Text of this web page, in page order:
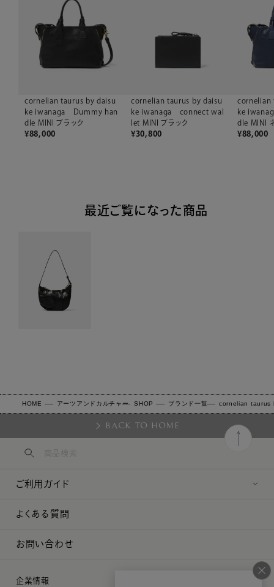
cornelian taurus by daisu
ke iwanaga Dummy han
dle MINI ブラック
¥88,000
cornelian taurus by daisu
ke iwanaga connect wal
let MINI ブラック
¥30,800
cornelian
ke
dle MINI
¥88,000
最近ご覧になった商品
HOME アーツアンドカルチャー SHOP ブランド一覧 cornelian taurus
BACK TO HOME
ご利用ガイド
よくある質問
お問い合わせ
企業情報